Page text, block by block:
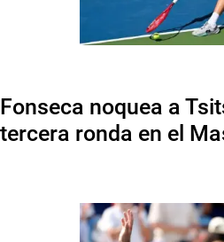
Fonseca noquea a
tercera ronda en el